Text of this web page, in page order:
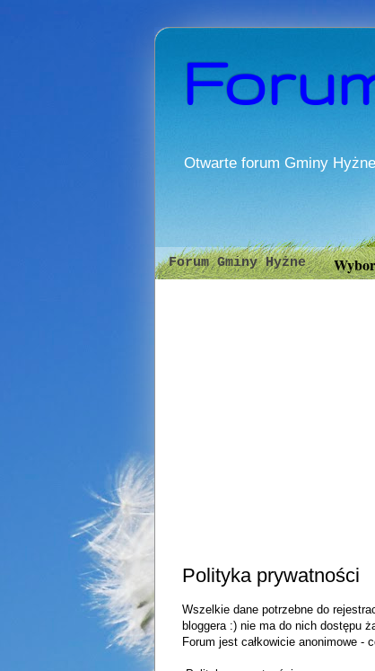
Otwarte forum Gminy Hyżne
Forum Gminy Hyżne
Polityka prywatności
Wszelkie dane potrzebne do
bloggera :) nie ma do nich dostępu
Forum jest całkowicie anonimowe